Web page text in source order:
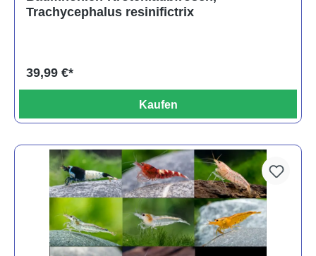
Trachycephalus resinifictrix
39,99 €*
Kaufen